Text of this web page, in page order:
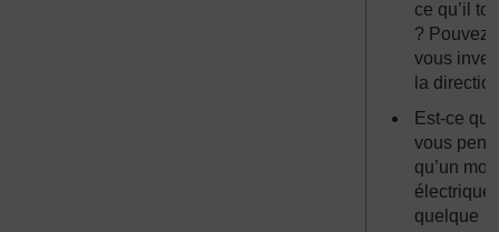
ce qu’il
? Pouvez-
vous
la
Est-ce que
vous
qu’un
électrique
quelque